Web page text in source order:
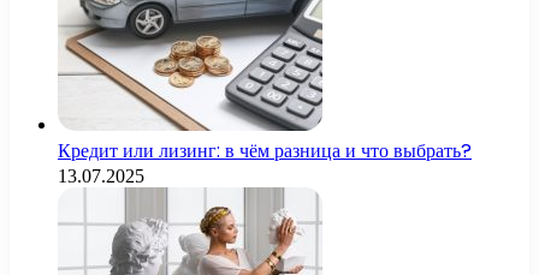
Кредит или лизинг: в чём разница и что выбрать?
13.07.2025